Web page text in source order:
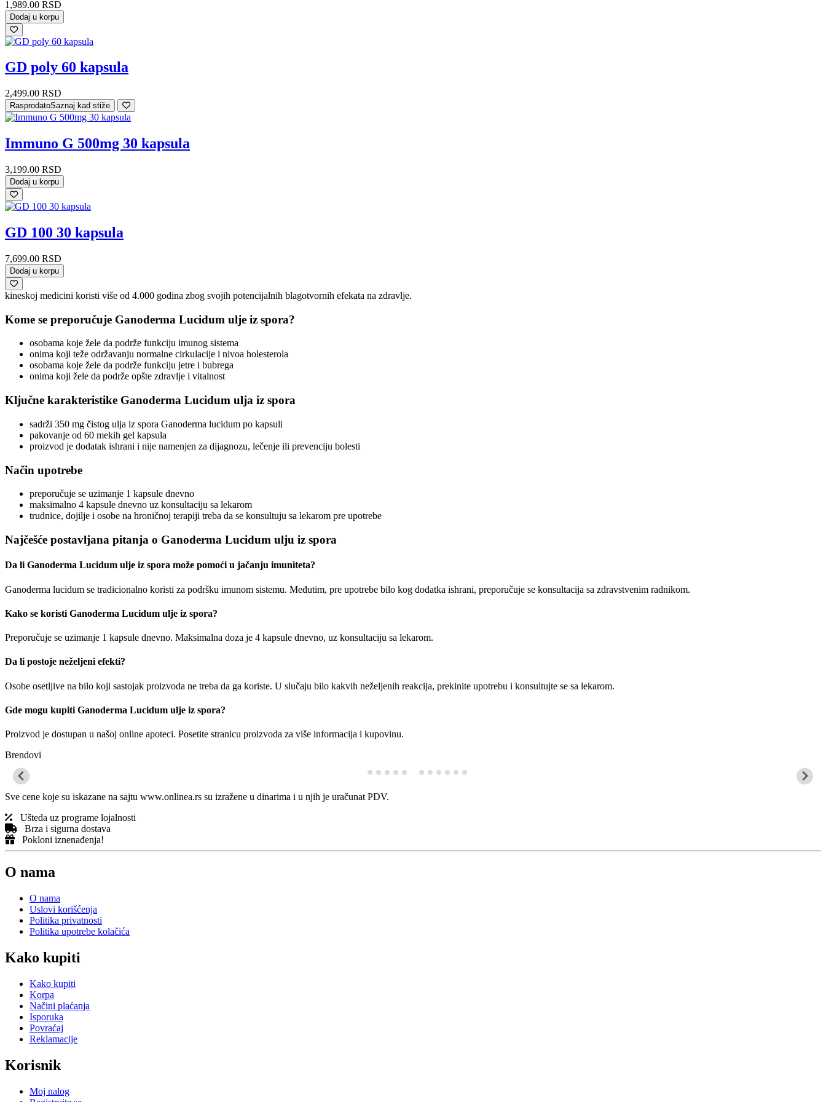
Masna kosa
Normalna kosa
Osetljiva koža glave
Šamponi
Suva i oštećena kosa
Ulje za kosu
Nega lica
Anti age (protiv starenja)
Krema za lice
Maska i piling
Micelarna voda
Nega i hidratacija
Puderi i tonirane kreme za lice
Serumi i boosteri
Sprej za lice
Termalna voda
Nega tela
Balzam za telo
Brijanje i depilacija
Dezodoransi
Krema za kupanje
Kreme za telo i lice
Kupke
Losioni za telo
Nega ruku
Parfemi
Piling za telo
Preparati sa ureom za telo
Sapun
Sprej za telo
Stikovi i roll-on
Ulje za kupanje
Nega usana
Oralna higijena
Paste za zube
Rastvori za ispiranje usta
Stanje kože
Akne
Depigmentacija
Dermatoze
Hiperpigmentacija
Svrab
Kreme za sunčanje za lice
Kreme za sunčanje za telo
Losioni za sunčanje za telo
Zdravlje
Anemija
Antioksidansi i detoksikacija
Cirkulacija
Digestivni sistem
Dijabetes
1,989.00 RSD
Dodaj u korpu
GD poly 60 kapsula
2,499.00 RSD
RasprodatoSaznaj kad stiže
Immuno G 500mg 30 kapsula
3,199.00 RSD
Dodaj u korpu
GD 100 30 kapsula
7,699.00 RSD
Dodaj u korpu
kineskoj medicini koristi više od 4.000 godina zbog svojih potencijalnih blagotvornih efekata na zdravlje.
Kome se preporučuje Ganoderma Lucidum ulje iz spora?
osobama koje žele da podrže funkciju imunog sistema
onima koji teže održavanju normalne cirkulacije i nivoa holesterola
osobama koje žele da podrže funkciju jetre i bubrega
onima koji žele da podrže opšte zdravlje i vitalnost
Ključne karakteristike Ganoderma Lucidum ulja iz spora
sadrži 350 mg čistog ulja iz spora Ganoderma lucidum po kapsuli
pakovanje od 60 mekih gel kapsula
proizvod je dodatak ishrani i nije namenjen za dijagnozu, lečenje ili prevenciju bolesti
Način upotrebe
preporučuje se uzimanje 1 kapsule dnevno
maksimalno 4 kapsule dnevno uz konsultaciju sa lekarom
trudnice, dojilje i osobe na hroničnoj terapiji treba da se konsultuju sa lekarom pre upotrebe
Najčešće postavljana pitanja o Ganoderma Lucidum ulju iz spora
Da li Ganoderma Lucidum ulje iz spora može pomoći u jačanju imuniteta?
Ganoderma lucidum se tradicionalno koristi za podršku imunom sistemu. Međutim, pre upotrebe bilo kog dodatka ishrani, preporučuje se konsultacija sa zdravstvenim radnikom.
Kako se koristi Ganoderma Lucidum ulje iz spora?
Preporučuje se uzimanje 1 kapsule dnevno. Maksimalna doza je 4 kapsule dnevno, uz konsultaciju sa lekarom.
Da li postoje neželjeni efekti?
Osobe osetljive na bilo koji sastojak proizvoda ne treba da ga koriste. U slučaju bilo kakvih neželjenih reakcija, prekinite upotrebu i konsultujte se sa lekarom.
Gde mogu kupiti Ganoderma Lucidum ulje iz spora?
Proizvod je dostupan u našoj online apoteci. Posetite stranicu proizvoda za više informacija i kupovinu.
Brendovi
Sve cene koje su iskazane na sajtu www.onlinea.rs su izražene u dinarima i u njih je uračunat PDV.
Ušteda uz programe lojalnosti
Brza i sigurna dostava
Pokloni iznenađenja!
O nama
O nama
Uslovi korišćenja
Politika privatnosti
Politika upotrebe kolačića
Kako kupiti
Kako kupiti
Korpa
Načini plaćanja
Isporuka
Povraćaj
Reklamacije
Korisnik
Moj nalog